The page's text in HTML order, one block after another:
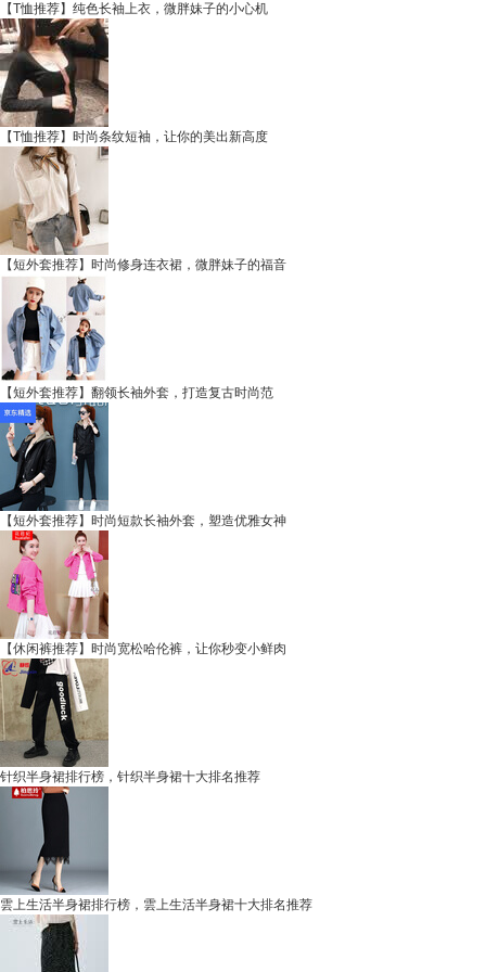
【T恤推荐】纯色长袖上衣，微胖妹子的小心机
【T恤推荐】时尚条纹短袖，让你的美出新高度
【短外套推荐】时尚修身连衣裙，微胖妹子的福音
【短外套推荐】翻领长袖外套，打造复古时尚范
【短外套推荐】时尚短款长袖外套，塑造优雅女神
【休闲裤推荐】时尚宽松哈伦裤，让你秒变小鲜肉
针织半身裙排行榜，针织半身裙十大排名推荐
雲上生活半身裙排行榜，雲上生活半身裙十大排名推荐